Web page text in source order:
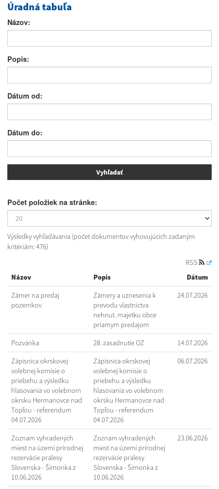
Úradná tabuľa
Názov:
Popis:
Dátum od:
Dátum do:
Počet položiek na stránke:
Výsledky vyhľadávania (počet dokumentov vyhovujúcich zadaným
kritériám: 476)
RSS
Názov
Popis Dátum
Zámer na predaj
pozemkov
Zámery a uznesenia k
prevodu vlastníctva
nehnut. majetku obce
priamym predajom
24.07.2026
Pozvánka 28. zasadnutie OZ 14.07.2026
Zápisnica okrskovej
volebnej komisie o
priebehu a výsledku
hlasovania vo volebnom
okrsku Hermanovce nad
Topľou - referendum
04.07.2026
Zápisnica okrskovej
volebnej komisie o
priebehu a výsledku
hlasovania vo volebnom
okrsku Hermanovce nad
Topľou - referendum
04.07.2026
06.07.2026
Zoznam vyhradených
miest na území prírodnej
rezervácie pralesy
Slovenska - Šimonka z
10.06.2026
Zoznam vyhradených
miest na území prírodnej
rezervácie pralesy
Slovenska - Šimonka z
10.06.2026
23.06.2026